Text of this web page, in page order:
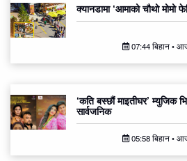
क्यानडामा ‘आमाको चौथो
07:44 बिहान •
‘कति बस्छौं माइतीघर’ म्युजिक
सार्वजनिक
05:58 बिहान •